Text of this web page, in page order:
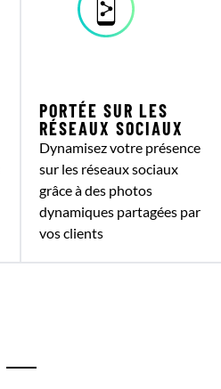
PORTÉE SUR LES
RÉSEAUX SOCIAUX
Dynamisez votre présence
sur les réseaux sociaux
grâce à des photos
dynamiques partagées par
vos clients